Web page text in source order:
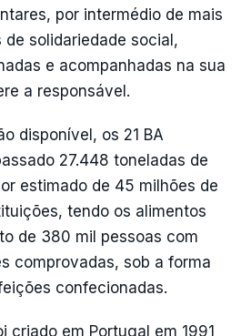
por intermédio de mais
solidariedade social,
e acompanhadas na sua
a responsável.
disponível, os 21 BA
27.448 toneladas de
estimado de 45 milhões de
tendo os alimentos
de 380 mil pessoas com
comprovadas, sob a forma
confecionadas.
criado em Portugal em 1991